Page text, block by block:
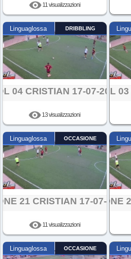
11 visualizzazioni
Linguaglossa DRIBBLING
04 CRISTIAN 17-07-2024
13 visualizzazioni
GOL
Linguaglossa OCCASIONE
21 CRISTIAN 17-07-2024
11 visualizzazioni
AZIONE
Linguaglossa OCCASIONE